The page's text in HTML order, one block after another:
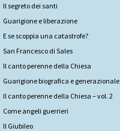
Il segreto dei santi
Guarigione e liberazione
E se scoppia una catastrofe?
San Francesco di Sales
Il canto perenne della Chiesa
Guarigione biografica e generazionale
Il canto perenne della Chiesa – vol. 2
Come angeli guerrieri
Il Giubileo